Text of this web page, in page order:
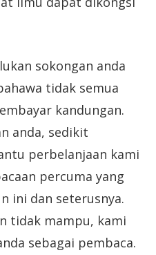
sokongan anda
tidak semua
kandungan.
anda, sedikit
perbelanjaan kami
percuma yang
ini dan seterusnya.
tidak mampu, kami
sebagai pembaca.